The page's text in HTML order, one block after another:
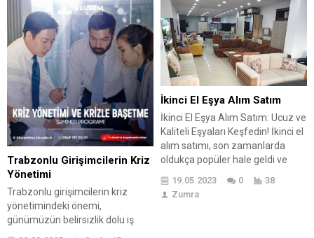
arasında gereksizliklerden
arınmak ve sadeliğe odaklanmak
bulunur. Minimalist yaşamın
birçok avantajı, yaşam alanının
düzenlenmesinden zihinsel
rahatlamaya kadar geniş bir
yelpazeyi kapsar. Ancak, bazı
dezavantajları...
Trabzonlu Girişimcilerin Kriz
Yönetimi
Trabzonlu girişimcilerin kriz
yönetimindeki önemi,
günümüzün belirsizlik dolu iş
ortamında giderek artmaktadır.
İkinci El Eşya Alım Satım
İkinci El Eşya Alım Satım: Ucuz ve
Kaliteli Eşyaları Keşfedin! İkinci el
alım satımı, son zamanlarda
oldukça popüler hale geldi ve
nedeni de oldukça açık: Kaliteli
eşyalara uygun fiyatlara sahip
olabiliyorsunuz! Sizlere ikinci el
19.05.2023 0
38
Zumra